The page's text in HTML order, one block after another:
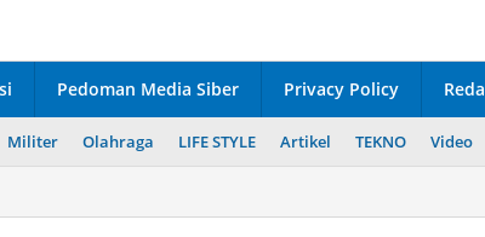
Pedoman Media Siber Privacy Policy
Militer Olahraga LIFE STYLE Artikel TEKNO Video